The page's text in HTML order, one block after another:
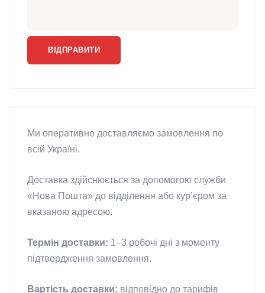
Ми оперативно доставляємо замовлення по
всій Україні.
Доставка здійснюється за допомогою служби
«Нова Пошта» до відділення або курʼєром за
вказаною адресою.
Термін доставки: 1–3 робочі дні з моменту
підтвердження замовлення.
Вартість доставки: відповідно до тарифів